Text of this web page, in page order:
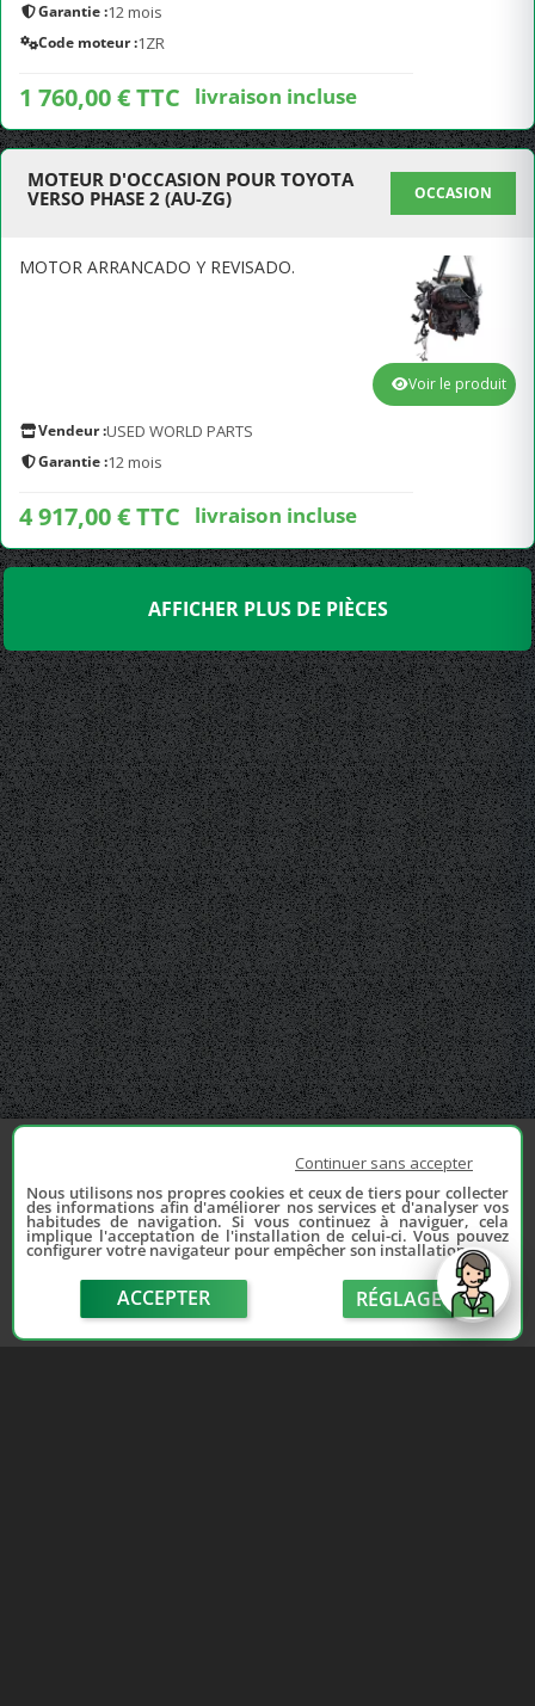
Garantie :12 mois
Code moteur :1ZR
1 760,00 € TTC livraison incluse
MOTEUR D'OCCASION POUR TOYOTA
VERSO PHASE 2 (AU-ZG)
OCCASION
MOTOR ARRANCADO Y REVISADO.
Vendeur :USED WORLD PARTS
Garantie :12 mois
4 917,00 € TTC livraison incluse
Voir le produit
AFFICHER PLUS DE PIÈCES
Continuer sans accepter
Nous utilisons nos propres cookies et ceux de tiers pour collecter
des informations afin d'améliorer nos services et d'analyser vos
habitudes de navigation. Si vous continuez à naviguer, cela
implique l'acceptation de l'installation de celui-ci. Vous pouvez
configurer votre navigateur pour empêcher son installation.
ACCEPTER RÉGLAGE